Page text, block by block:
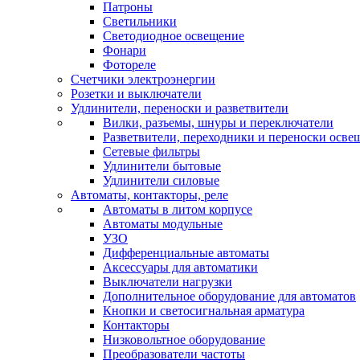
Патроны
Светильники
Светодиодное освещение
Фонари
Фотореле
Счетчики электроэнергии
Розетки и выключатели
Удлинители, переноски и разветвители
Вилки, разъемы, шнуры и переключатели
Разветвители, переходники и переноски
Сетевые фильтры
Удлинители бытовые
Удлинители силовые
Автоматы, контакторы, реле
Автоматы в литом корпусе
Автоматы модульные
УЗО
Дифференциальные автоматы
Аксессуары для автоматики
Выключатели нагрузки
Дополнительное оборудование для автоматов
Кнопки и светосигнальная арматура
Контакторы
Низковольтное оборудование
Преобразователи частоты